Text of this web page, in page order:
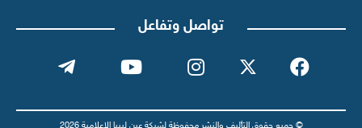
تواصل وتفاعل
© جميع حقوق التأليف والنشر محفوظة لشبكة عين ليبيا الإعلامية 2026